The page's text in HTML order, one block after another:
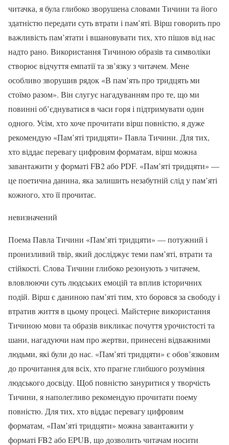
читачка, я була глибоко зворушена словами Тичини та його
здатністю передати суть втрати і пам’яті. Вірш говорить про
важливість пам’ятати і вшановувати тих, хто пішов від нас
надто рано. Використання Тичиною образів та символіки
створює відчуття емпатії та зв’язку з читачем. Мене
особливо зворушив рядок «В пам’ять про тридцять ми
стоїмо разом». Він слугує нагадуванням про те, що ми
повинні об’єднуватися в часи горя і підтримувати один
одного. Усім, хто хоче прочитати вірш повністю, я дуже
рекомендую «Пам’яті тридцяти» Павла Тичини. Для тих,
хто віддає перевагу цифровим форматам, вірш можна
завантажити у форматі FB2 або PDF. «Пам’яті тридцяти» —
це поетична данина, яка залишить незабутній слід у пам’яті
кожного, хто її прочитає.
невизначений
Поема Павла Тичини «Пам’яті тридцяти» — потужний і
пронизливий твір, який досліджує теми пам’яті, втрати та
стійкості. Слова Тичини глибоко резонують з читачем,
вловлюючи суть людських емоцій та вплив історичних
подій. Вірш є даниною пам’яті тим, хто боровся за свободу і
втратив життя в цьому процесі. Майстерне використання
Тичиною мови та образів викликає почуття урочистості та
шани, нагадуючи нам про жертви, принесені відважними
людьми, які були до нас. «Пам’яті тридцяти» є обов’язковим
до прочитання для всіх, хто прагне глибшого розуміння
людського досвіду. Щоб повністю зануритися у творчість
Тичини, я наполегливо рекомендую прочитати поему
повністю. Для тих, хто віддає перевагу цифровим
форматам, «Пам’яті тридцяти» можна завантажити у
форматі FB2 або EPUB, що дозволить читачам носити